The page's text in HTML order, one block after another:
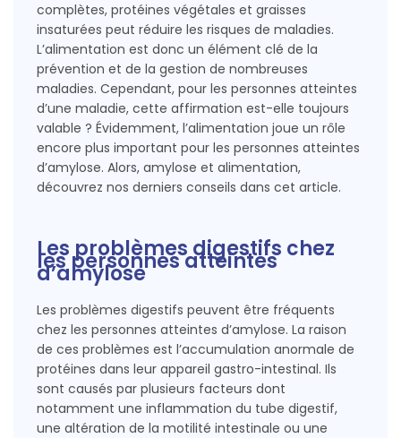
complètes, protéines végétales et graisses
insaturées peut réduire les risques de maladies.
L’alimentation est donc un élément clé de la
prévention et de la gestion de nombreuses
maladies. Cependant, pour les personnes atteintes
d’une maladie, cette affirmation est-elle toujours
valable ? Évidemment, l’alimentation joue un rôle
encore plus important pour les personnes atteintes
d’amylose. Alors, amylose et alimentation,
découvrez nos derniers conseils dans cet article.
Les problèmes digestifs chez
les personnes atteintes
d’amylose
Les problèmes digestifs peuvent être fréquents
chez les personnes atteintes d’amylose. La raison
de ces problèmes est l’accumulation anormale de
protéines dans leur appareil gastro-intestinal. Ils
sont causés par plusieurs facteurs dont
notamment une inflammation du tube digestif,
une altération de la motilité intestinale ou une